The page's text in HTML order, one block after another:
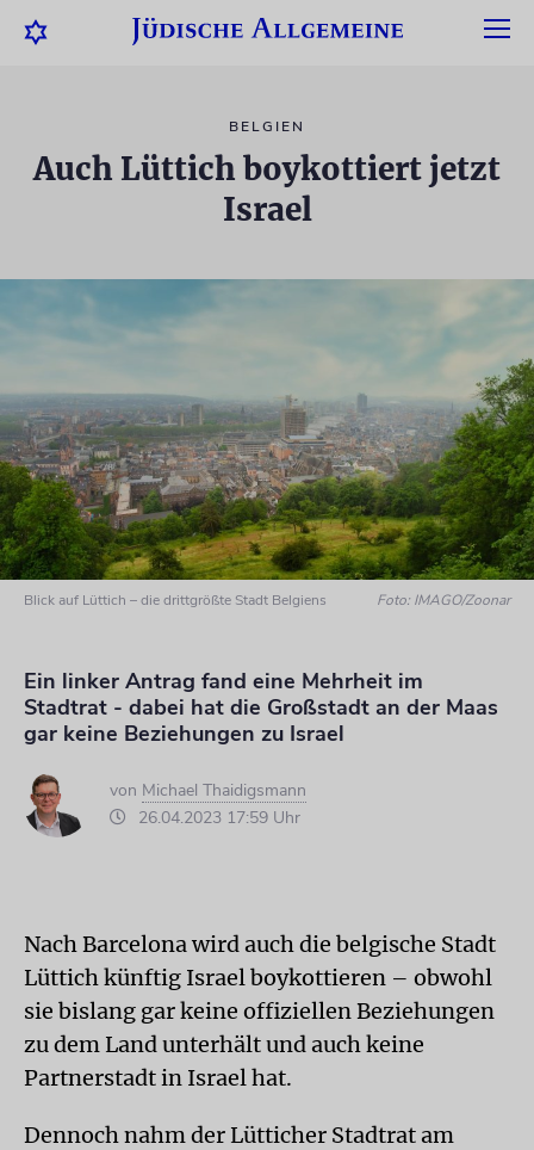
BELGIEN
Auch Lüttich boykottiert jetzt
Israel
Blick auf Lüttich – die drittgrößte Stadt Belgiens Foto: IMAGO/Zoonar
Ein linker Antrag fand eine Mehrheit im
Stadtrat - dabei hat die Großstadt an der Maas
gar keine Beziehungen zu Israel
von Michael Thaidigsmann
26.04.2023 17:59 Uhr
Nach Barcelona wird auch die belgische Stadt
Lüttich künftig Israel boykottieren – obwohl
sie bislang gar keine offiziellen Beziehungen
zu dem Land unterhält und auch keine
Partnerstadt in Israel hat.
Dennoch nahm der Lütticher Stadtrat am